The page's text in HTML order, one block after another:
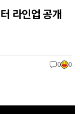
라인업 공개
0 0